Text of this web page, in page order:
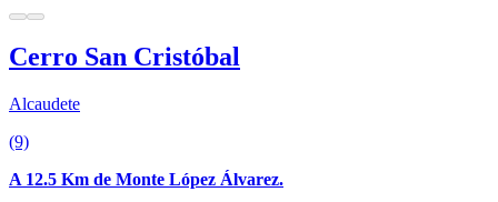
Cerro San Cristóbal
Alcaudete
(9)
A 12.5 Km de Monte López Álvarez.